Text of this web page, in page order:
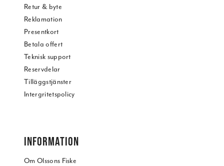
annons- och analysföretag som vi samarbetar med.
Dessa kan i sin tur kombinera informationen med annan
Retur & byte
Reklamation
Presentkort
Betala offert
Teknisk support
Reservdelar
Tilläggstjänster
Intergritetspolicy
INFORMATION
Om Olssons Fiske